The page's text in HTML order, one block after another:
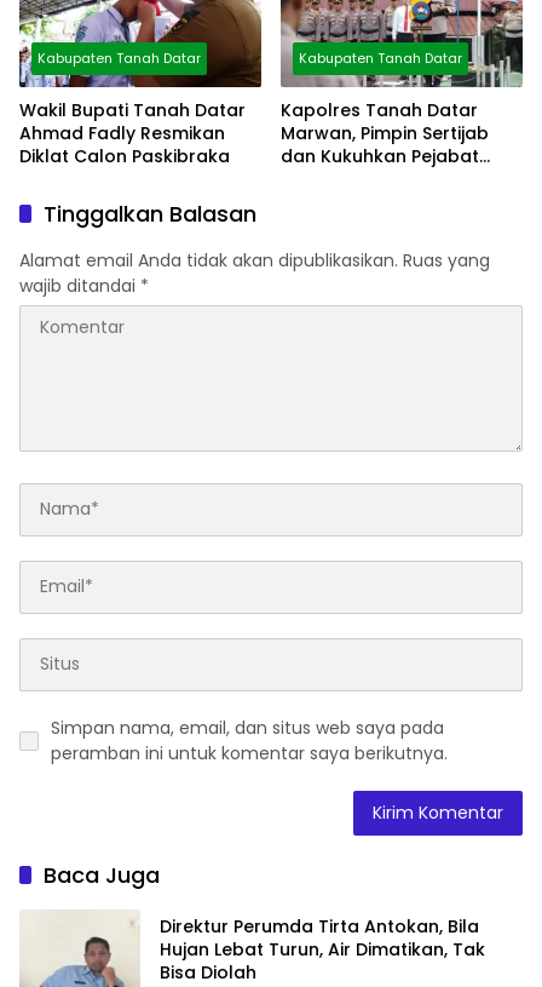
Kabupaten Tanah Datar
Wakil Bupati Tanah Datar
Ahmad Fadly Resmikan
Diklat Calon Paskibraka
Kabupaten Tanah Datar
Kapolres Tanah Datar
Marwan, Pimpin Sertijab
dan Kukuhkan Pejabat
Tinggalkan Balasan
Alamat email Anda tidak akan dipublikasikan. Ruas yang
wajib ditandai *
Simpan nama, email, dan situs web saya pada
peramban ini untuk komentar saya berikutnya.
Baca Juga
Direktur Perumda Tirta Antokan, Bila
Hujan Lebat Turun, Air Dimatikan, Tak
Bisa Diolah